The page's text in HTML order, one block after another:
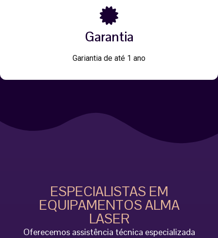
Garantia
Gariantia de até 1 ano
ESPECIALISTAS EM
EQUIPAMENTOS ALMA
LASER
Oferecemos assistência técnica especializada